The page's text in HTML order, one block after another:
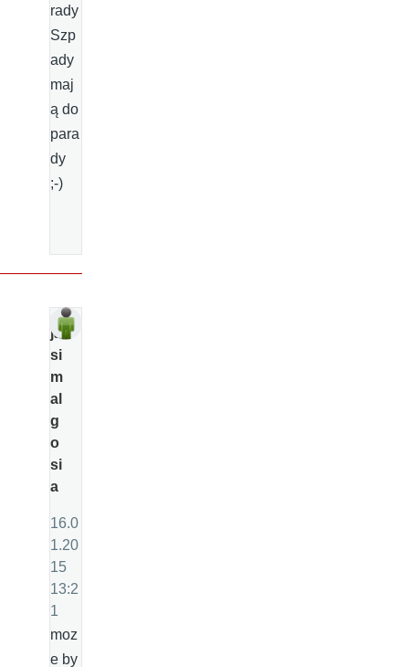
rady
Szp
ady
maj
ą do
para
dy
;-)
ja
si
m
al
g
o
si
a
16.0
1.20
15
13:2
1
moz
e by